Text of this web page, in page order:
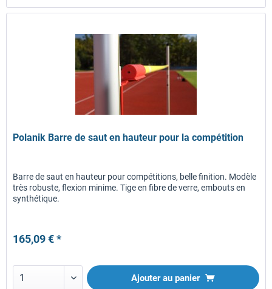
Polanik Barre de saut en hauteur pour la compétition
Barre de saut en hauteur pour compétitions, belle finition. Modèle
très robuste, flexion minime. Tige en fibre de verre, embouts en
synthétique.
165,09 € *
Ajouter au panier